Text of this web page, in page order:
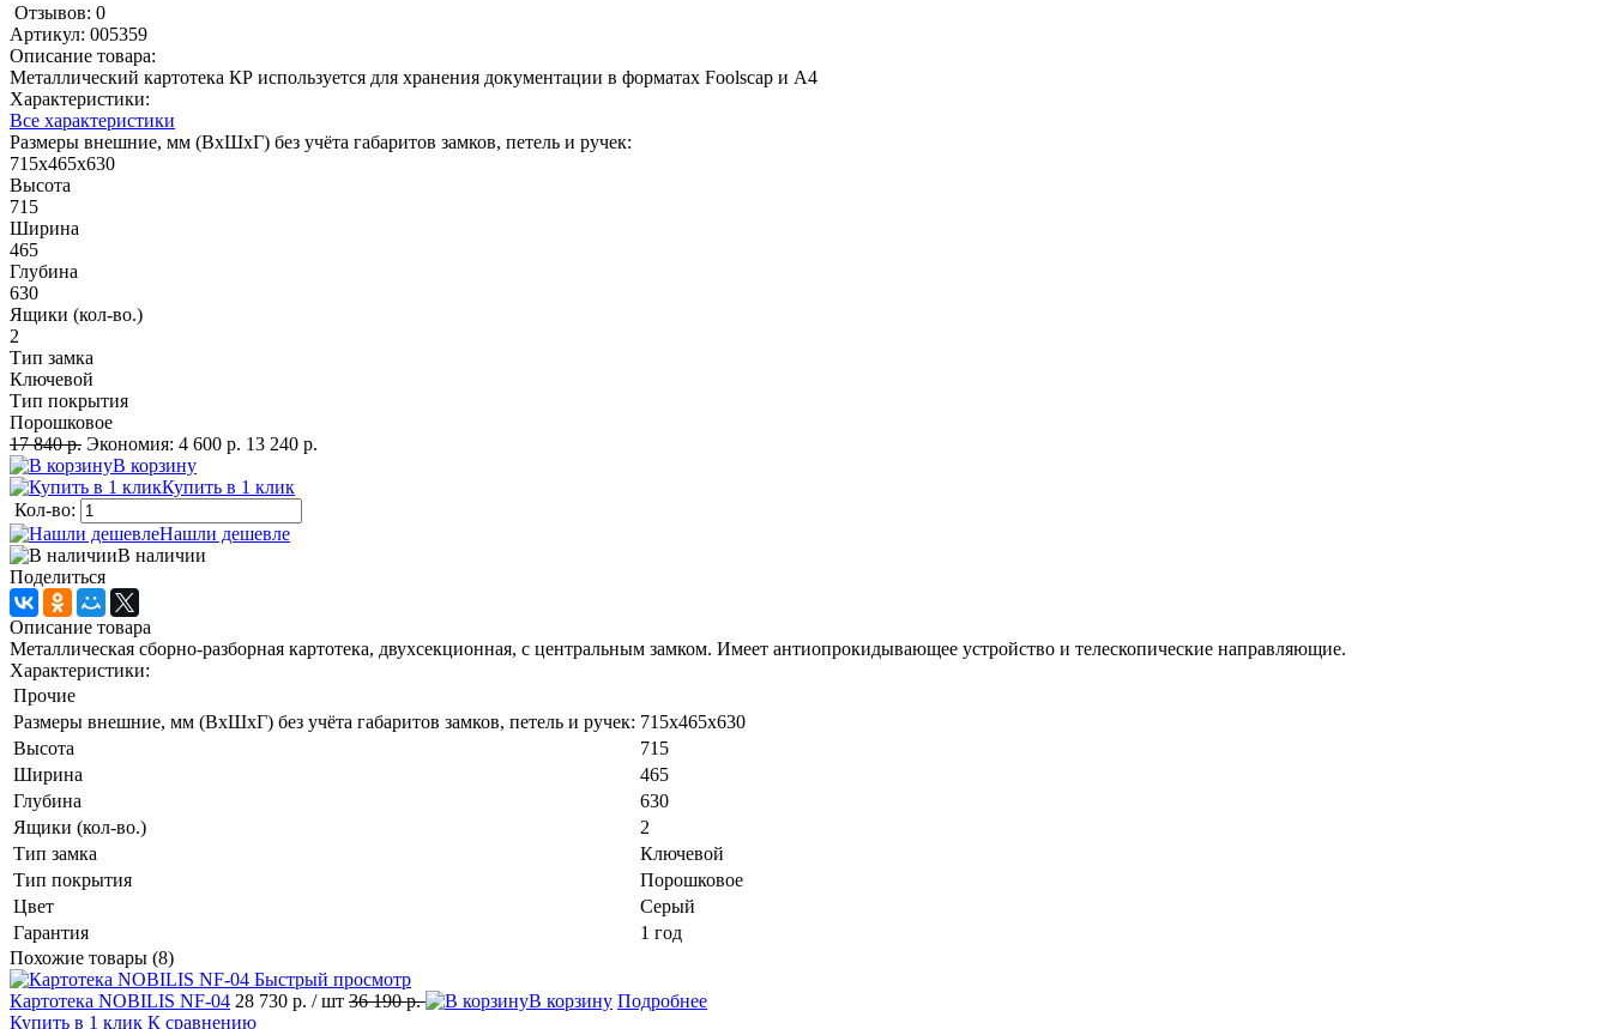
Отзывов: 0
Артикул: 005359
Описание товара:
Металлический картотека КР используется для хранения документации в форматах Foolscap и А4
Характеристики:
Все характеристики
Размеры внешние, мм (ВхШхГ) без учёта габаритов замков, петель и ручек:
715х465х630
Высота
715
Ширина
465
Глубина
630
Ящики (кол-во.)
2
Тип замка
Ключевой
Тип покрытия
Порошковое
17 840 р. Экономия: 4 600 р. 13 240 р.
В корзину
Купить в 1 клик
Кол-во:
Нашли дешевле
В наличии
Поделиться
Описание товара
Металлическая сборно-разборная картотека, двухсекционная, с центральным замком. Имеет антиопрокидывающее устройство и телескопические направляющие.
Характеристики:
Прочие
Размеры внешние, мм (ВхШхГ) без учёта габаритов замков, петель и ручек: 715х465х630
Высота
715
Ширина
465
Глубина
630
Ящики (кол-во.)
2
Тип замка
Ключевой
Тип покрытия
Порошковое
Цвет
Серый
Гарантия
1 год
Похожие товары (8)
Быстрый просмотр
Картотека NOBILIS NF-04 28 730 р. / шт 36 190 р. В корзину Подробнее
Купить в 1 клик К сравнению